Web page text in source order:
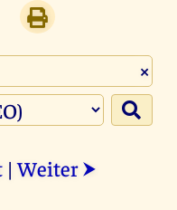
×
|Weiter ⮞